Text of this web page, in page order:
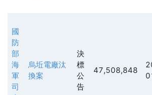
國
防
部
海
軍
司
烏坵電廠汰
換案
決
標
公
告
47,508,848